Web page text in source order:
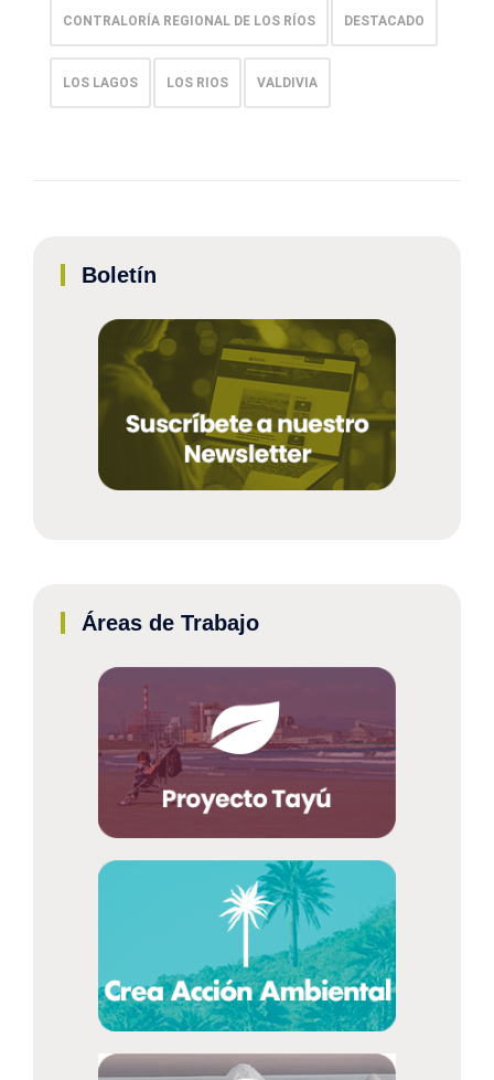
CONTRALORÍA REGIONAL DE LOS RÍOS DESTACADO
LOS LAGOS LOS RIOS VALDIVIA
Boletín
Áreas de Trabajo